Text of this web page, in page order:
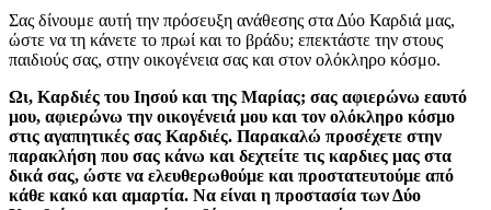
Σας δίνουμε αυτή την πρόσευξη ανάθεσης στα Δύο Καρδιά μας,
ώστε να τη κάνετε το πρωί και το βράδυ; επεκτάστε την στους
παιδιούς σας, στην οικογένεια σας και στον ολόκληρο κόσμο.
Ωι, Καρδιές του Ιησού και της Μαρίας; σας αφιερώνω εαυτό
μου, αφιερώνω την οικογένειά μου και τον ολόκληρο κόσμο
στις αγαπητικές σας Καρδιές. Παρακαλώ προσέχετε στην
παρακλήση που σας κάνω και δεχτείτε τις καρδιες μας στα
δικά σας, ώστε να ελευθερωθούμε και προστατευτούμε από
κάθε κακό και αμαρτία. Να είναι η προστασία των Δύο